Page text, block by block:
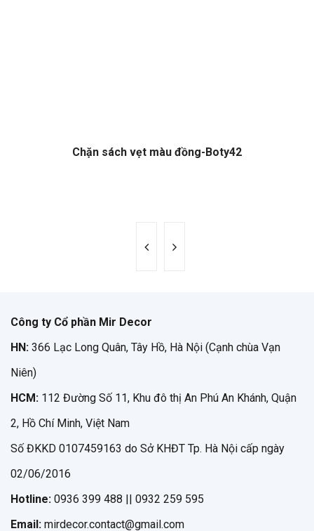
Chặn sách vẹt màu đồng-Boty42
Công ty Cổ phần Mir Decor
HN: 366 Lạc Long Quân, Tây Hồ, Hà Nội (Cạnh chùa Vạn
Niên)
HCM: 112 Đường Số 11, Khu đô thị An Phú An Khánh, Quận
2, Hồ Chí Minh, Việt Nam
Số ĐKKD 0107459163 do Sở KHĐT Tp. Hà Nội cấp ngày
02/06/2016
Hotline: 0936 399 488 || 0932 259 595
Email: mirdecor.contact@gmail.com